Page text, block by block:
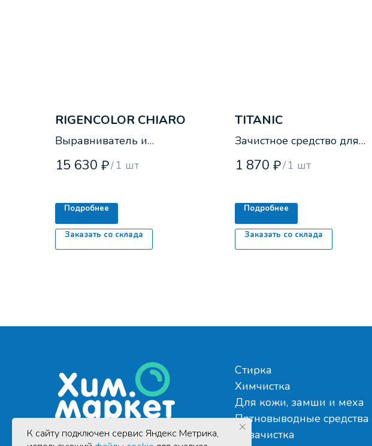
RIGENCOLOR CHIARO
Выравниватель и
восстановитель цвета для
замши светлого тона
15 630 ₽/ 1 шт
Подробнее
Заказать со склада
TITANIC
Зачистное средство для
удаления жирных пятен на
текстиле и коже.
1 870 ₽/ 1 шт
Подробнее
Заказать со склада
Стирка
Химчистка
Для кожи, замши и меха
Пятновыводные средства
Аквачистка
К cайту подключен сервис Яндекс Метрика,